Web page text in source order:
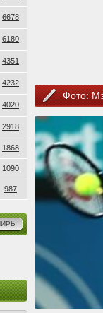
Фото:
of the
6678
6180
4351
4232
4020
2918
1868
1090
987